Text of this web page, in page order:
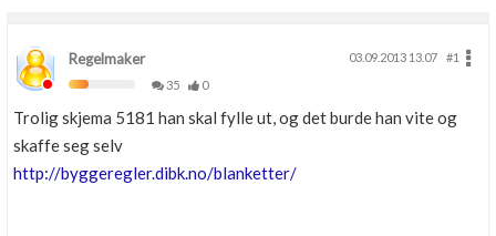
Regelmaker 03.09.2013 13.07
#1
35
0
Trolig skjema 5181 han skal fylle ut, og det burde han vite og
skaffe seg selv
http://byggeregler.dibk.no/blanketter/